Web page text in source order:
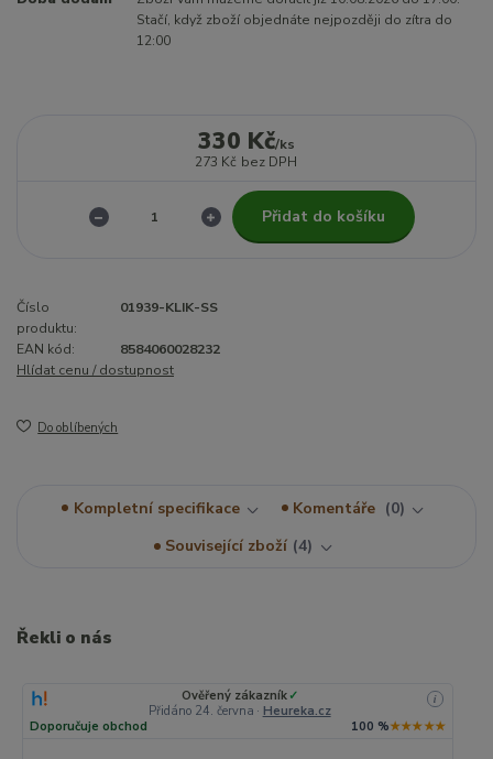
Stačí, když zboží objednáte nejpozději do zítra do
12:00
330 Kč/ks
273 Kč bez DPH
Přidat do košíku
Číslo
produktu:
01939-KLIK-SS
EAN kód:
8584060028232
Hlídat cenu / dostupnost
Do oblíbených
Kompletní specifikace Komentáře
0
Související zboží 4
Řekli o nás
Ověřený zákazník ✓
Přidáno 24. června · Heureka.cz
i
Doporučuje obchod 100 %★★★★★